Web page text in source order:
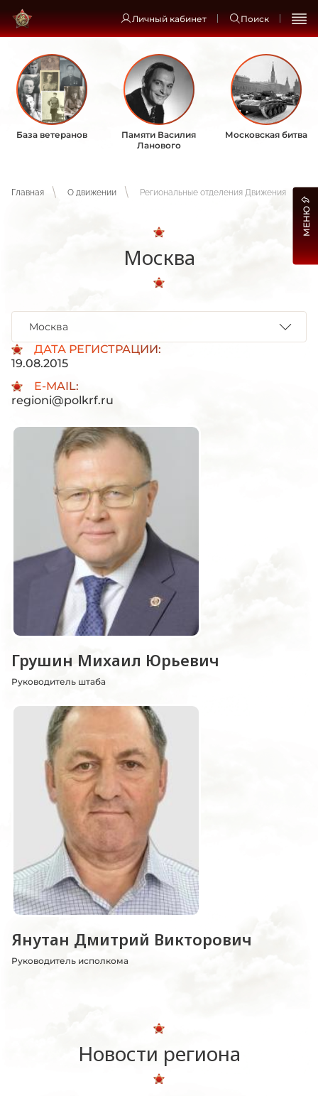
Личный кабинет Поиск
База ветеранов
Памяти Василия
Ланового
Московская битва
Главная О движении Региональные отделения Движения
Москва
ДАТА РЕГИСТРАЦИИ:
19.08.2015
E-MAIL:
regioni@polkrf.ru
Москва
Грушин Михаил Юрьевич
Руководитель штаба
Янутан Дмитрий Викторович
Руководитель исполкома
Новости региона
МЕНЮ